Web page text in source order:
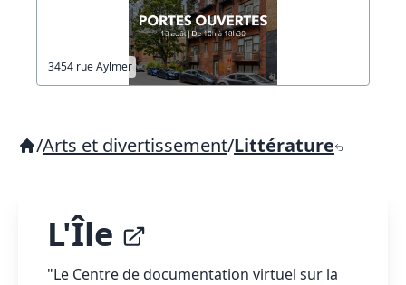
3454 rue Aylmer
/Arts et divertissement/Littérature
L'Île
"Le Centre de documentation virtuel sur la